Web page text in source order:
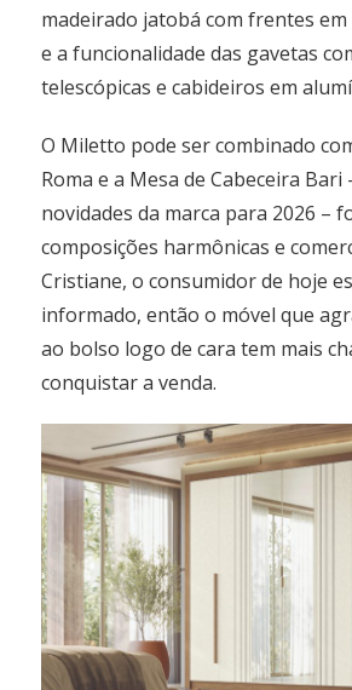
madeirado jatobá com frentes
e a funcionalidade das gavetas
telescópicas e cabideiros em
O Miletto pode ser combinado
Roma e a Mesa de Cabeceira Bari
novidades da marca para 2026 –
composições harmônicas e
Cristiane, o consumidor de hoje
informado, então o móvel que
ao bolso logo de cara tem mais
conquistar a venda.